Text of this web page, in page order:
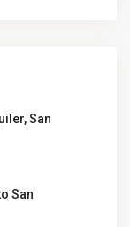
San
San